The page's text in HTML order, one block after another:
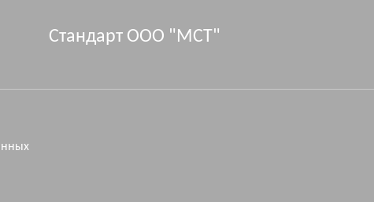
Стандарт ООО "МСТ"